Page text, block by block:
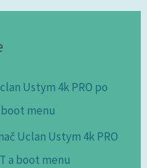
Ustym 4k PRO po
menu
Uclan Ustym 4k PRO
a boot menu